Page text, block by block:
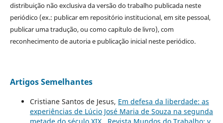
distribuição não exclusiva da versão do trabalho publicada neste
periódico (ex.: publicar em repositório institucional, em site pessoal,
publicar uma tradução, ou como capítulo de livro), com
reconhecimento de autoria e publicação inicial neste periódico.
Artigos Semelhantes
Cristiane Santos de Jesus, Em defesa da liberdade: as
experiências de Lúcio José Maria de Souza na segunda